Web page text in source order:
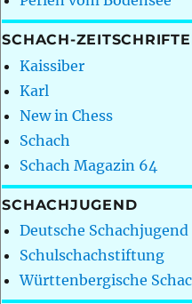
SCHACH-
Kaissiber
Karl
New in Chess
Schach
Schach Magazin 64
SCHACHJUGEND
Deutsche Schachjugend
Schulschachstiftung
Württenbergische